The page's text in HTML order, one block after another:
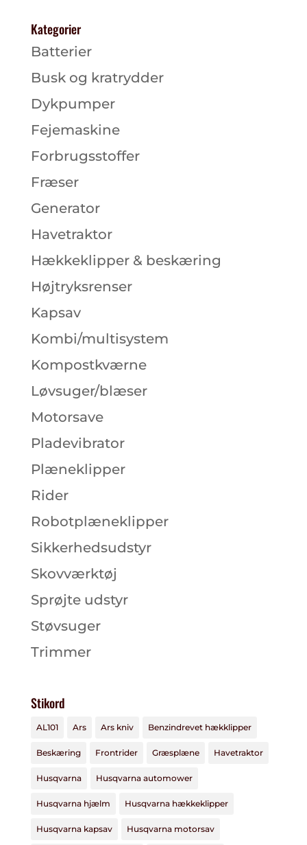
Kategorier
Batterier
Busk og kratrydder
Dykpumper
Fejemaskine
Forbrugsstoffer
Fræser
Generator
Havetraktor
Hækkeklipper & beskæring
Højtryksrenser
Kapsav
Kombi/multisystem
Kompostkværne
Løvsuger/blæser
Motorsave
Pladevibrator
Plæneklipper
Rider
Robotplæneklipper
Sikkerhedsudstyr
Skovværktøj
Sprøjte udstyr
Støvsuger
Trimmer
Stikord
AL101 Ars Ars kniv Benzindrevet hækklipper
Beskæring Frontrider Græsplæne Havetraktor
Husqvarna Husqvarna automower
Husqvarna hjælm Husqvarna hækkeklipper
Husqvarna kapsav Husqvarna motorsav